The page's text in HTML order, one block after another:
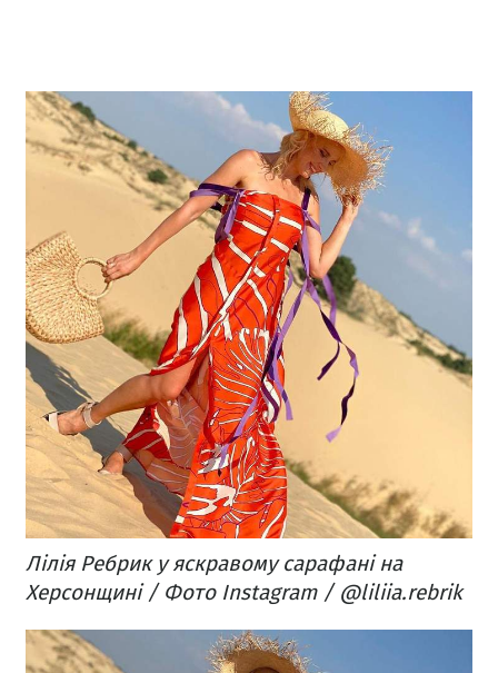
Лілія Ребрик у яскравому сарафані на
Херсонщині / Фото Instagram / @liliia.rebrik